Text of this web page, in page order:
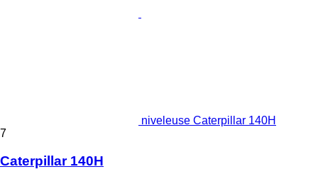
niveleuse Caterpillar 140H
7
Caterpillar 140H